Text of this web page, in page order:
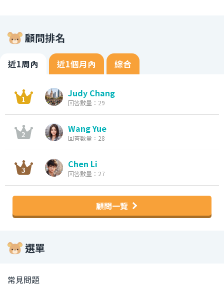
顧問排名
近1周內 近1個月內 綜合
Judy Chang
回答數量：29
Wang Yue
回答數量：28
Chen Li
回答數量：27
顧問一覽
選單
常見問題